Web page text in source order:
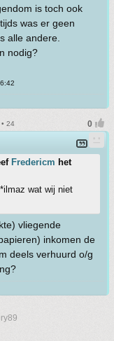
is toch ook
was er geen
alle andere.
nodig?
24
Fredericm het
wat wij niet
vliegende
inkomen de
deels verhuurd o/g